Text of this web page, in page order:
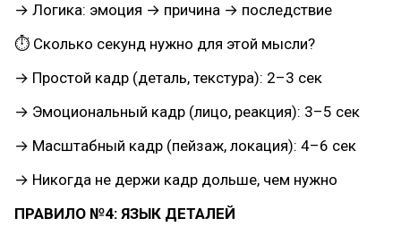
→ Логика: эмоция → причина → последствие
⏱ Сколько секунд нужно для этой мысли?
→ Простой кадр (деталь, текстура): 2–3 сек
→ Эмоциональный кадр (лицо, реакция): 3–5 сек
→ Масштабный кадр (пейзаж, локация): 4–6 сек
→ Никогда не держи кадр дольше, чем нужно
ПРАВИЛО №4: ЯЗЫК ДЕТАЛЕЙ